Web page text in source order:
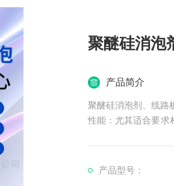
聚醚硅消泡
产品简介
聚醚硅消泡剂、线路
性能：尤其适合要求
乳胶漆在建筑装修
产品型号：